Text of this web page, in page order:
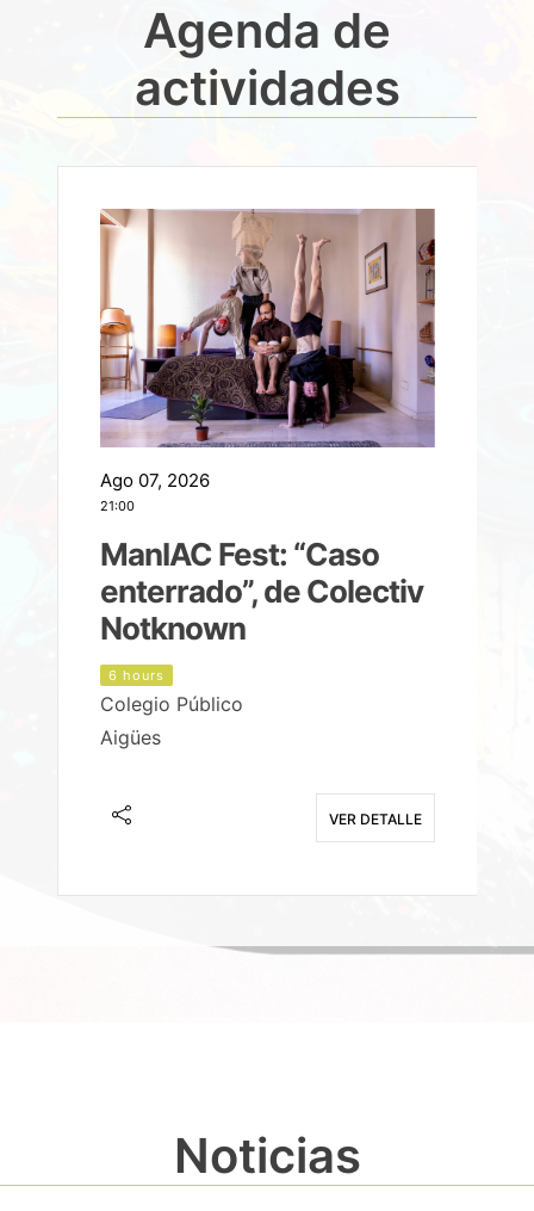
Agenda de
actividades
Ago 07, 2026
21:00
ManIAC Fest: “Caso
enterrado”, de Colectiv
Notknown
6 hours
Colegio Público
Aigües
VER DETALLE
Noticias